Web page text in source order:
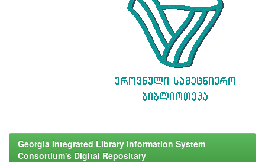
Georgia Integrated Library Information System
Consortium's Digital Repositary